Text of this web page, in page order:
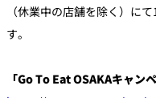
（休業中の店舗を除く）に
す。
「Go To Eat OSAKAキャン